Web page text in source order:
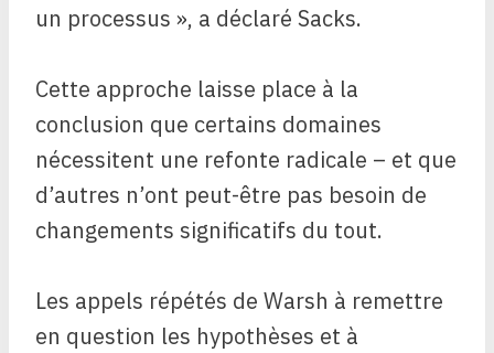
un processus », a déclaré Sacks.
Cette approche laisse place à la
conclusion que certains domaines
nécessitent une refonte radicale – et que
d’autres n’ont peut-être pas besoin de
changements significatifs du tout.
Les appels répétés de Warsh à remettre
en question les hypothèses et à